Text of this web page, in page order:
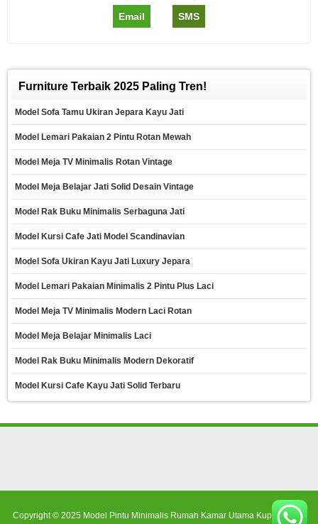
Email SMS
Furniture Terbaik 2025 Paling Tren!
Model Sofa Tamu Ukiran Jepara Kayu Jati
Model Lemari Pakaian 2 Pintu Rotan Mewah
Model Meja TV Minimalis Rotan Vintage
Model Meja Belajar Jati Solid Desain Vintage
Model Rak Buku Minimalis Serbaguna Jati
Model Kursi Cafe Jati Model Scandinavian
Model Sofa Ukiran Kayu Jati Luxury Jepara
Model Lemari Pakaian Minimalis 2 Pintu Plus Laci
Model Meja TV Minimalis Modern Laci Rotan
Model Meja Belajar Minimalis Laci
Model Rak Buku Minimalis Modern Dekoratif
Model Kursi Cafe Kayu Jati Solid Terbaru
Copyright © 2025 Model Pintu Minimalis Rumah Kamar Utama Kupu Tarung